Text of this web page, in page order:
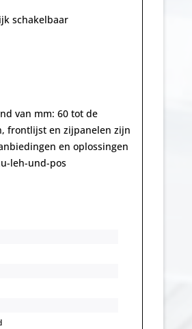
schakelbaar
van mm: 60 tot de
frontlijst en zijpanelen zijn
en oplossingen
leh-und-pos